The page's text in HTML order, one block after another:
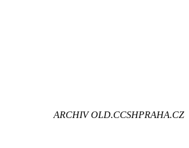
ARCHIV OLD.CCSHPRAHA.CZ